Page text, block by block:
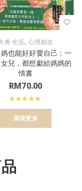
将·生活,心理励志
也能好好愛自己：一
兒，都想獻給媽媽的
情書
RM70.00
阅读更多